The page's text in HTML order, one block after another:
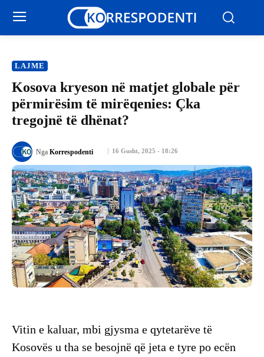
LAJME
Kosova kryeson në matjet globale për
përmirësim të mirëqenies: Çka
tregojnë të dhënat?
16 Gusht, 2025 - 18:26
Nga Korrespodenti
Vitin e kaluar, mbi gjysma e qytetarëve të
Kosovës u tha se besojnë që jeta e tyre po ecën